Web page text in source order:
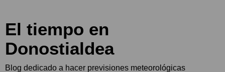
El tiempo en
Donostialdea
Blog dedicado a hacer previsiones meteorológicas